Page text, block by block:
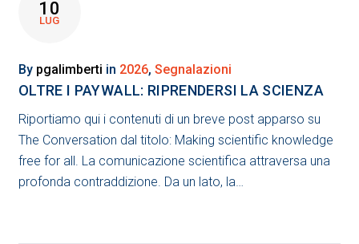
10
LUG
By pgalimberti in 2026, Segnalazioni
OLTRE I PAYWALL: RIPRENDERSI LA SCIENZA
Riportiamo qui i contenuti di un breve post apparso su
The Conversation dal titolo: Making scientific knowledge
free for all. La comunicazione scientifica attraversa una
profonda contraddizione. Da un lato, la…